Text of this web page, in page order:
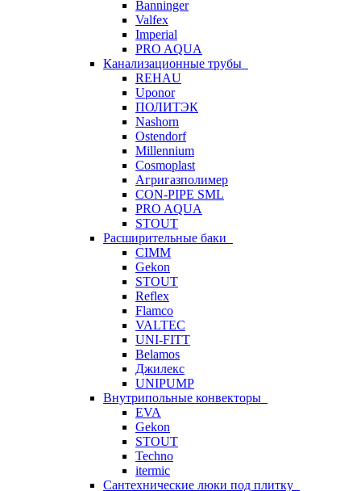
Banninger
Valfex
Imperial
PRO AQUA
Канализационные трубы
REHAU
Uponor
ПОЛИТЭК
Nashorn
Ostendorf
Millennium
Cosmoplast
Агригазполимер
CON-PIPE SML
PRO AQUA
STOUT
Расширительные баки
CIMM
Gekon
STOUT
Reflex
Flamco
VALTEC
UNI-FITT
Belamos
Джилекс
UNIPUMP
Внутрипольные конвекторы
EVA
Gekon
STOUT
Techno
itermic
Сантехнические люки под плитку